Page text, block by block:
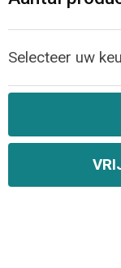
Regenkleding
Hygiëne en
Papieren
Opvouwbare
Selecteer uw